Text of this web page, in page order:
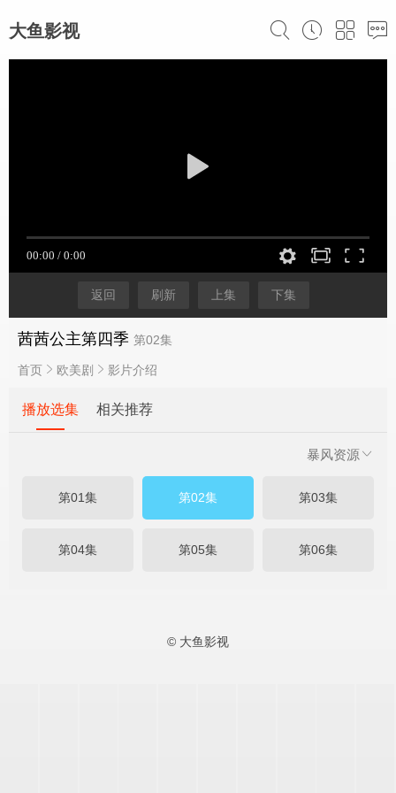
大鱼影视
返回 刷新 上集 下集
茜茜公主第四季 第02集
首页 欧美剧 影片介绍
播放选集 相关推荐
暴风资源
第01集 第02集 第03集
第04集 第05集 第06集
© 大鱼影视